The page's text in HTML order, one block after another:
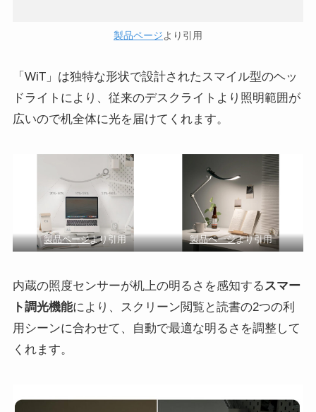
製品ページより引用
「WiT」は独特な形状で設計されたスマイル型のヘッ
ドライトにより、従来のデスクライトより照明範囲が
広いので机全体に光を届けてくれます。
製品ページより引用 製品ページより引用
内蔵の照度センサーが机上の明るさを感知する スマー
ト調光機能により、スクリーン閲覧と読書の2つの利
用シーンに合わせて、自動で最適な明るさを調整して
くれます。